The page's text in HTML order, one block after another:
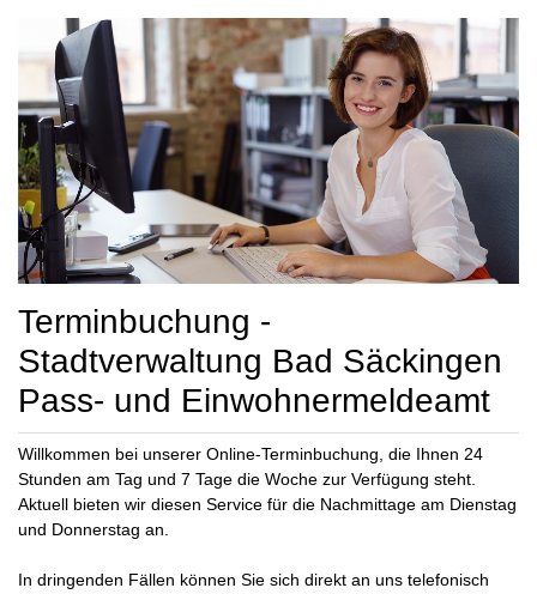
Terminbuchung -
Stadtverwaltung Bad Säckingen
Pass- und Einwohnermeldeamt
Willkommen bei unserer Online-Terminbuchung, die Ihnen 24
Stunden am Tag und 7 Tage die Woche zur Verfügung steht.
Aktuell bieten wir diesen Service für die Nachmittage am Dienstag
und Donnerstag an.
In dringenden Fällen können Sie sich direkt an uns telefonisch